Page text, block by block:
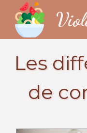
content
Les
de